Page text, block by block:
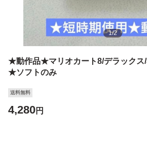
1/2
★動作品★マリオカート8/デラックス
★ソフトのみ
送料無料
4,280円